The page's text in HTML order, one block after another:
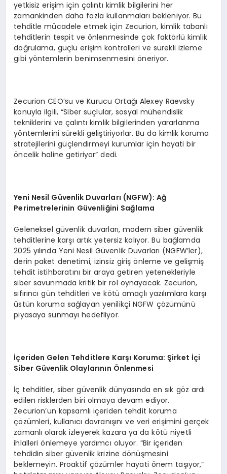
yetkisiz erişim için çalıntı kimlik bilgilerini her
zamankinden daha fazla kullanmaları bekleniyor. Bu
tehditle mücadele etmek için Zecurion, kimlik tabanlı
tehditlerin tespit ve önlenmesinde çok faktörlü kimlik
doğrulama, güçlü erişim kontrolleri ve sürekli izleme
gibi yöntemlerin benimsenmesini öneriyor.
Zecurion CEO’su ve Kurucu Ortağı Alexey Raevsky
konuyla ilgili, “Siber suçlular, sosyal mühendislik
tekniklerini ve çalıntı kimlik bilgilerinden yararlanma
yöntemlerini sürekli geliştiriyorlar. Bu da kimlik koruma
stratejilerini güçlendirmeyi kurumlar için hayati bir
öncelik haline getiriyor” dedi.
Yeni Nesil Güvenlik Duvarları (NGFW): Ağ
Perimetrelerinin Güvenliğini Sağlama
Geleneksel güvenlik duvarları, modern siber güvenlik
tehditlerine karşı artık yetersiz kalıyor. Bu bağlamda
2025 yılında Yeni Nesil Güvenlik Duvarları (NGFW’ler),
derin paket denetimi, izinsiz giriş önleme ve gelişmiş
tehdit istihbaratını bir araya getiren yetenekleriyle
siber savunmada kritik bir rol oynayacak. Zecurion,
sıfırıncı gün tehditleri ve kötü amaçlı yazılımlara karşı
üstün koruma sağlayan yenilikçi NGFW çözümünü
piyasaya sunmayı hedefliyor.
İçeriden Gelen Tehditlere Karşı Koruma: Şirket İçi
Siber Güvenlik Olaylarının Önlenmesi
İç tehditler, siber güvenlik dünyasında en sık göz ardı
edilen risklerden biri olmaya devam ediyor.
Zecurion’un kapsamlı içeriden tehdit koruma
çözümleri, kullanıcı davranışını ve veri erişimini gerçek
zamanlı olarak izleyerek kazara ya da kötü niyetli
ihlalleri önlemeye yardımcı oluyor. “Bir içeriden
tehdidin siber güvenlik krizine dönüşmesini
beklemeyin. Proaktif çözümler hayati önem taşıyor,”